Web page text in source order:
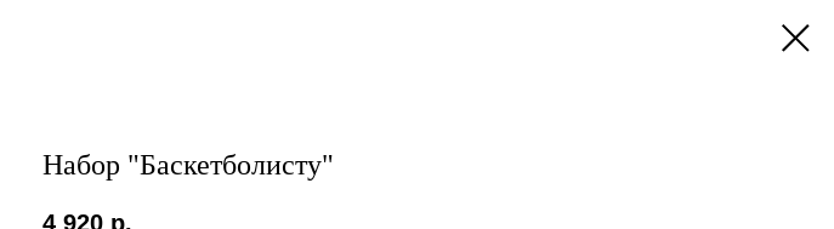
Набор "Баскетболисту"
4 920 р.